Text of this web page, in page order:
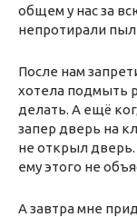
общем у нас за
непротирали
После нам
хотела подмыть
делать. А ещё
запер дверь на
не открыл
ему этого не
А завтра мне